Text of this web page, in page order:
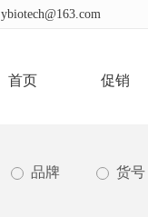
ybiotech@163.com
首页 促销
品牌 货号